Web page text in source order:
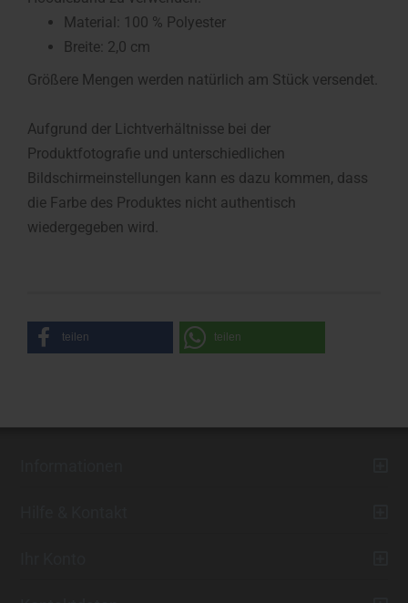
Material: 100 % Polyester
Breite: 2,0 cm
Größere Mengen werden natürlich am Stück versendet.
Aufgrund der Lichtverhältnisse bei der
Produktfotografie und unterschiedlichen
Bildschirmeinstellungen kann es dazu kommen, dass
die Farbe des Produktes nicht authentisch
wiedergegeben wird.
teilen teilen